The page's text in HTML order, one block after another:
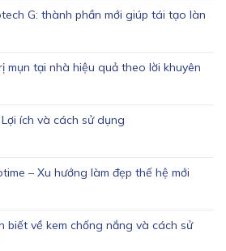
G: thành phần mới giúp tái tạo làn
mụn tại nhà hiệu quả theo lời khuyên
ích và cách sử dụng
– Xu hướng làm đẹp thế hệ mới
biết về kem chống nắng và cách sử